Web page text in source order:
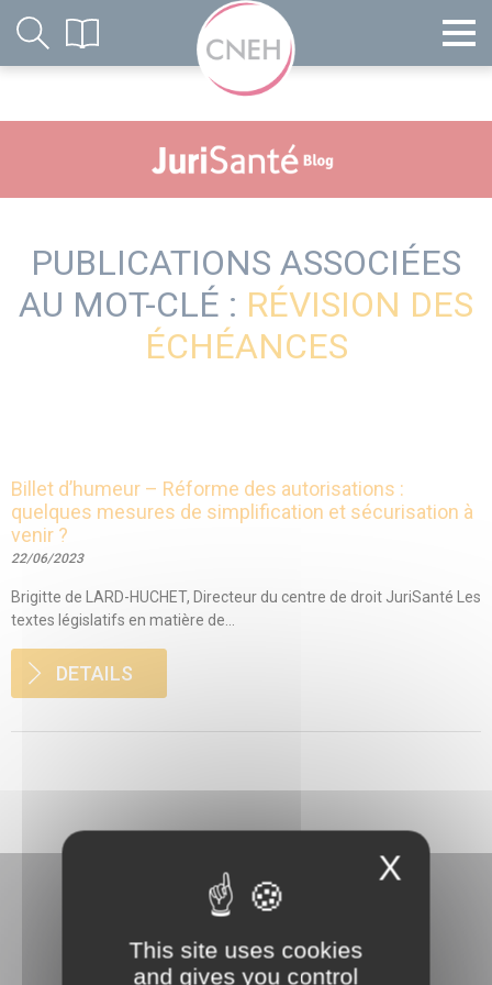
PUBLICATIONS ASSOCIÉES
AU MOT-CLÉ : RÉVISION DES
ÉCHÉANCES
Billet d’humeur – Réforme des autorisations :
quelques mesures de simplification et sécurisation à
venir ?
22/06/2023
Brigitte de LARD-HUCHET, Directeur du centre de droit JuriSanté Les
textes législatifs en matière de...
DETAILS
X
This site uses cookies
and gives you control